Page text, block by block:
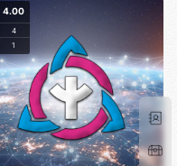
4.00
1
4